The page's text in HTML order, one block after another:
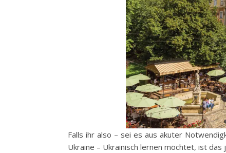
Falls ihr also – sei es aus akuter
Ukraine – Ukrainisch lernen möchtet, ist